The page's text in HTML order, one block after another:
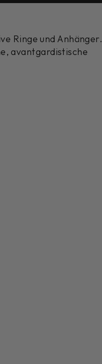
Ringe und Anhänger.
avantgardistische